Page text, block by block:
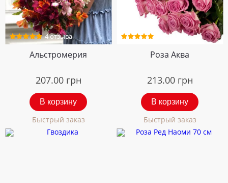
4 отзыва
Альстромерия
207.00 грн
В корзину
Быстрый заказ
5 отзывов
Роза Аква
213.00 грн
В корзину
Быстрый заказ